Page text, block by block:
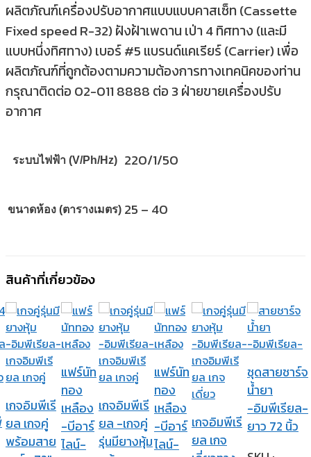
ผลิตภัณฑ์เครื่องปรับอากาศแบบแบบคาสเซ็ท (Cassette
Fixed speed R-32) ฝังฝ้าเพดาน เป่า 4 ทิศทาง (และมี
แบบหนึ่งทิศทาง) เบอร์ #5 แบรนด์แคเรียร์ (Carrier) เพื่อ
ผลิตภัณฑ์ที่ถูกต้องตามความต้องการทางเทคนิคของท่าน
กรุณาติดต่อ 02-011 8888 ต่อ 3 ฝ่ายขายเครื่องปรับ
อากาศ
ระบบไฟฟ้า (V/Ph/Hz) 220/1/50
ขนาดห้อง (ตารางเมตร) 25 – 40
สินค้าที่เกี่ยวข้อง
เกจอิมพีเรี
ยล เกจคู่
พร้อมสาย
แฟร์นัท
ทอง
เหลือง
-บีอาร์
ไลน์-
เกจอิมพีเรี
ยล -เกจคู่
รุ่นมียางหุ้ม
แฟร์นัท
ทอง
เหลือง
-บีอาร์
ไลน์-
เกจอิมพีเรี
ยล เกจ
ชุดสายชาร์จ
น้ำยา
-อิมพีเรียล-
ยาว 72 นิ้ว